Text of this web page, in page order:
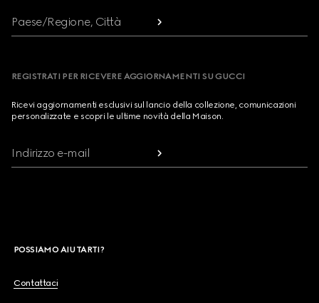
Paese/Regione, Città
REGISTRATI PER RICEVERE AGGIORNAMENTI SU GUCCI
Ricevi aggiornamenti esclusivi sul lancio della collezione, comunicazioni
personalizzate e scopri le ultime novità della Maison.
Indirizzo e-mail
POSSIAMO AIUTARTI?
Contattaci